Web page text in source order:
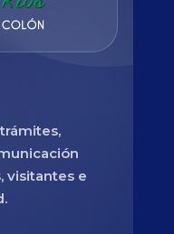
visitantes e